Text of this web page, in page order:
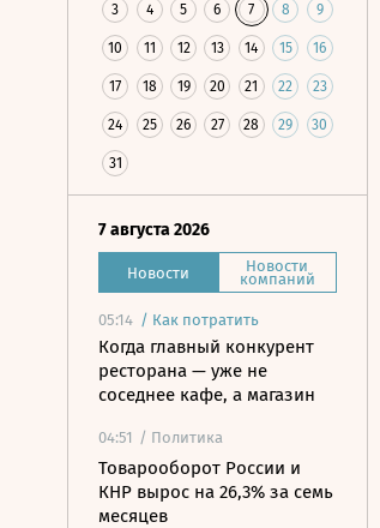
3 4 5 6 7 8 9
10 11 12 13 14 15 16
17 18 19 20 21 22 23
24 25 26 27 28 29 30
31
7 августа 2026
Новости Новости
компаний
05:14 / Как потратить
Когда главный конкурент
ресторана — уже не
соседнее кафе, а магазин
04:51 / Политика
Товарооборот России и
КНР вырос на 26,3% за семь
месяцев